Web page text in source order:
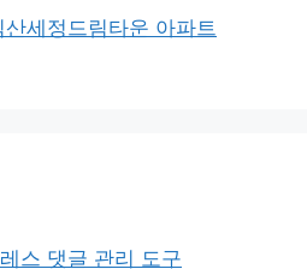
세정드림타운 아파트
스 댓글 관리 도구